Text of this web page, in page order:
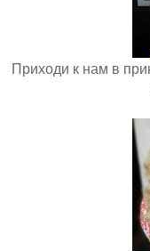
Приходи к нам в